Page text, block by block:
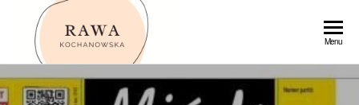
Przejdź
Menu